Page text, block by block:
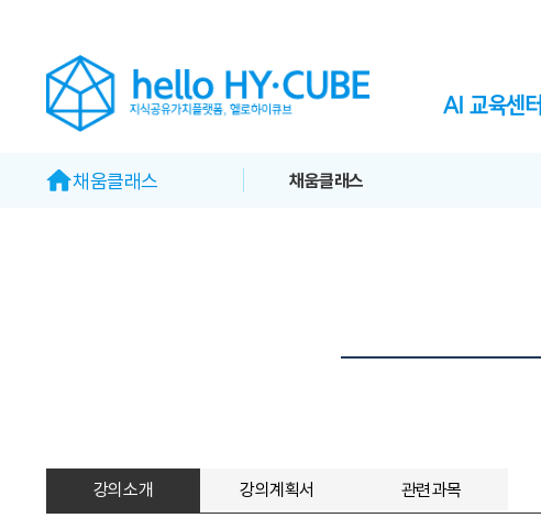
AI 교육센터
채움클래스 채움클래스
강의소개 강의계획서 관련과목